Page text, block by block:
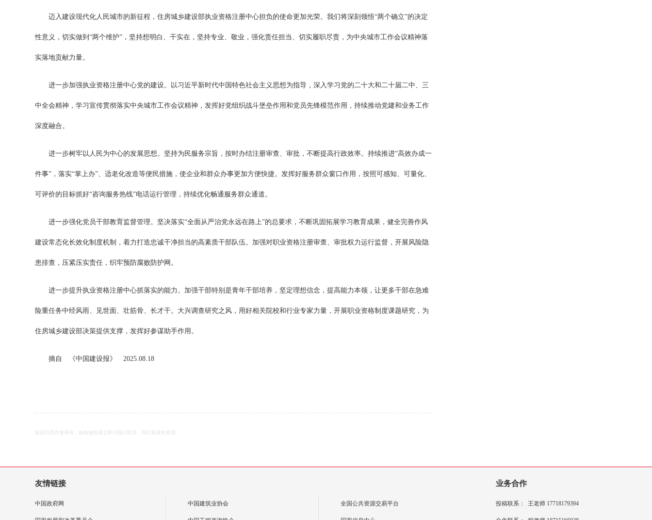
迈入建设现代化人民城市的新征程，住房城乡建设部执业资格注册中心担负的使命更加光荣。我们将深刻领悟“两个确立”的决定
性意义，切实做到“两个维护”，坚持想明白、干实在，坚持专业、敬业，强化责任担当、切实履职尽责，为中央城市工作会议精神落
实落地贡献力量。
进一步加强执业资格注册中心党的建设。以习近平新时代中国特色社会主义思想为指导，深入学习党的二十大和二十届二中、三
中全会精神，学习宣传贯彻落实中央城市工作会议精神，发挥好党组织战斗堡垒作用和党员先锋模范作用，持续推动党建和业务工作
深度融合。
进一步树牢以人民为中心的发展思想。坚持为民服务宗旨，按时办结注册审查、审批，不断提高行政效率。持续推进“高效办成一
件事”，落实“掌上办”、适老化改造等便民措施，使企业和群众办事更加方便快捷。发挥好服务群众窗口作用，按照可感知、可量化、
可评价的目标抓好“咨询服务热线”电话运行管理，持续优化畅通服务群众通道。
进一步强化党员干部教育监督管理。坚决落实“全面从严治党永远在路上”的总要求，不断巩固拓展学习教育成果，健全完善作风
建设常态化长效化制度机制，着力打造忠诚干净担当的高素质干部队伍。加强对职业资格注册审查、审批权力运行监督，开展风险隐
患排查，压紧压实责任，织牢预防腐败防护网。
进一步提升执业资格注册中心抓落实的能力。加强干部特别是青年干部培养，坚定理想信念，提高能力本领，让更多干部在急难
险重任务中经风雨、见世面、壮筋骨、长才干。大兴调查研究之风，用好相关院校和行业专家力量，开展职业资格制度课题研究，为
住房城乡建设部决策提供支撑，发挥好参谋助手作用。
摘自 《中国建设报》 2025.08.18
版权归原作者所有，如有侵权请立即与我们联系，我们将及时处理
友情链接
中国政府网 中国建筑业协会 全国公共资源交易平台
业务合作
投稿联系： 王老师 17718179394